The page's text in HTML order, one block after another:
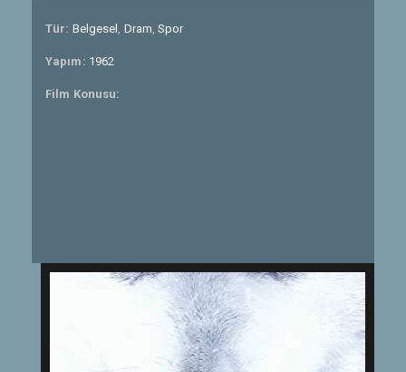
Tür: Belgesel , Dram,Spor
Yapım: 1962
Film Konusu: